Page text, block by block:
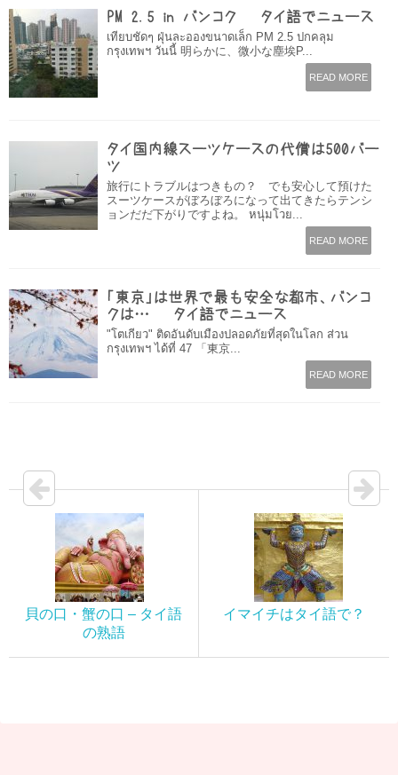
PM 2.5 in バンコク – タイ語でニュース
เทียบชัดๆ ฝุ่นละอองขนาดเล็ก PM 2.5 ปกคลุม
กรุงเทพฯ วันนี้ 明らかに、微小な塵埃P...
READ MORE
タイ国内線スーツケースの代償は500バー
ツ
旅行にトラブルはつきもの？ でも安心して預けた
スーツケースがぼろぼろになって出てきたらテンシ
ョンだだ下がりですよね。 หนุ่มโวย...
READ MORE
「東京」は世界で最も安全な都市、バンコ
クは… – タイ語でニュース
"โตเกียว" ติดอันดับเมืองปลอดภัยที่สุดในโลก ส่วน
กรุงเทพฯ ได้ที่ 47 「東京...
READ MORE
貝の口・蟹の口 – タイ語
の熟語
イマイチはタイ語で？